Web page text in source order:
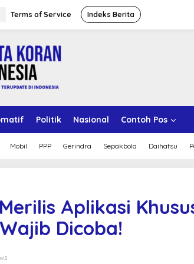
Terms of Service Indeks Berita
Politik Nasional Contoh Pos
Mobil PPP Gerindra Sepakbola Daihatsu
Aplikasi
Dicoba!